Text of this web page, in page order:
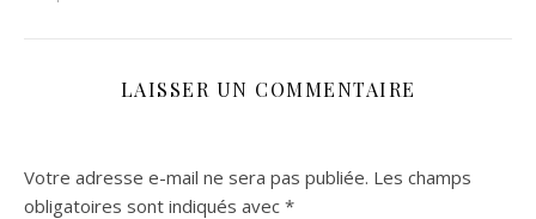
LAISSER UN COMMENTAIRE
Votre adresse e-mail ne sera pas publiée. Les champs
obligatoires sont indiqués avec *